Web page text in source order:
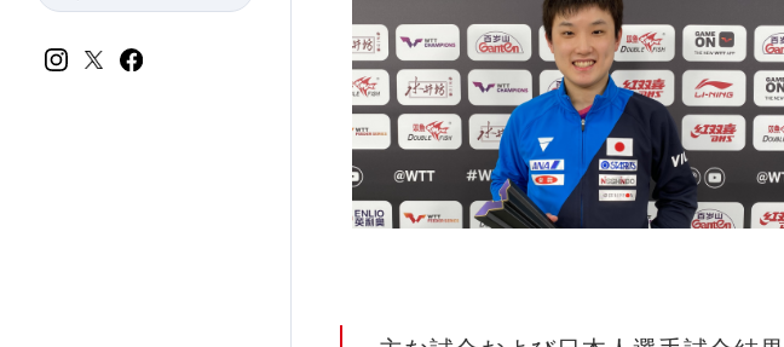
スポーツ医・科学委員会
アンチ・ドーピング委員
会
理事会報告
スポーツ振興くじ助成事業
等
加盟団体一覧
関連組織一覧